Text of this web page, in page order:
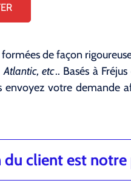
de façon
Atlantic, etc.. Basés à
votre demande
client est